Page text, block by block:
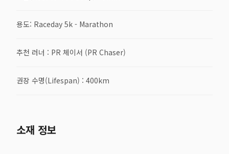
용도: Raceday 5k - Marathon
추천 러너 : PR 체이서 (PR Chaser)
권장 수명(Lifespan) : 400km
소재 정보